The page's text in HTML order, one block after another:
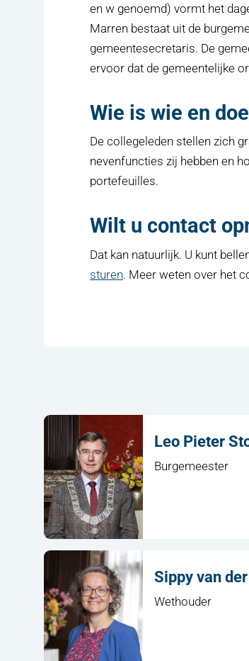
en w genoemd) vormt het
Marren bestaat uit de
gemeentesecretaris. De
ervoor dat de gemeentelijke
Wie is wie en
De collegeleden stellen zich
nevenfuncties zij hebben en
portefeuilles.
Wilt u contact
Dat kan natuurlijk. U kunt
sturen. Meer weten over het
Leo Pieter
Burgemeester
Sippy van
Wethouder